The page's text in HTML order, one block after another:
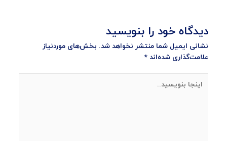
دیدگاه‌ خود را بنویسید
نشانی ایمیل شما منتشر نخواهد شد. بخش‌های موردنیاز
علامت‌گذاری شده‌اند *
بنویسید..